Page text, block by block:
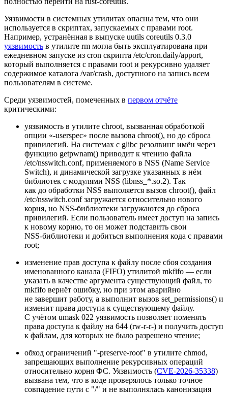
Уязвимости в системных утилитах опасны тем, что они
используется в скриптах, запускаемых с правами root.
Например, устранённая в выпуске uutils coreutils 0.3.0
уязвимость в утилите rm могла быть эксплуатирована при
ежедневном запуске из cron скрипта /etc/cron.daily/apport,
который выполняется с правами root и рекурсивно удаляет
содержимое каталога /var/crash, доступного на запись всем
пользователям в системе.
Среди уязвимостей, помеченных в первом отчёте
критическими:
уязвимость в утилите chroot, вызванная обработкой
опции «‑userspec» после вызова chroot(), но до сброса
привилегий. На системах с glibc резолвинг имён через
функцию getpwnam() приводит к чтению файла
/etc/nsswitch.conf, применяемого в NSS (Name Service
Switch), и динамической загрузке указанных в нём
библиотек с модулями NSS (libnss_*.so.2). Так
как до обработки NSS выполяется вызов chroot(), файл
/etc/nsswitch.conf загружается относительно нового
корня, но NSS‑библиотеки загружаются до сброса
привилегий. Если пользователь имеет доступ на запись
к новому корню, то он может подставить свои
NSS‑библиотеки и добиться выполнения кода с правами
root;
изменение прав доступа к файлу после сбоя создания
именованного канала (FIFO) утилитой mkfifo — если
указать в качестве аргумента существующий файл, то
mkfifo вернёт ошибку, но при этом аварийно
не завершит работу, а выполнит вызов set_permissions() и
изменит права доступа к существующему файлу.
С учётом umask 022 уязвимость позволяет поменять
права доступа к файлу на 644 (rw‑r-r‑) и получить доступ
к файлам, для которых не было разрешено чтение;
обход ограничений "‑preserve‑root" в утилите chmod,
запрещающих выполнение рекурсивных операций
относительно корня ФС. Уязвимость (CVE-2026-35338)
вызвана тем, что в коде проверялось только точное
совпадение пути с "/" и не выполнялась канонизация